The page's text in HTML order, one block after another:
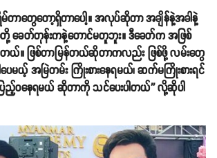
တာတွေတော့ရှိတာပေါ့။ အလုပ်ဆိုတာ အချိန်နဲ့အခါနဲ့
ခေတ်တုန်းကနဲ့တောင်မတူဘူး။ ဒီခေတ်က အဖြစ်
တယ်။ ဖြစ်တာမြန်တယ်ဆိုတာကလည်း ဖြစ်ဖို့ လမ်းတွေ
ပေမယ့် အမြဲတမ်း ကြိုးစားနေရမယ်၊ ဆက်မကြိုးစားရင်
ြည့်ဝနေရမယ် ဆိုတာကို သင်ပေးပါတယ်'' လို့ဆိုပါ